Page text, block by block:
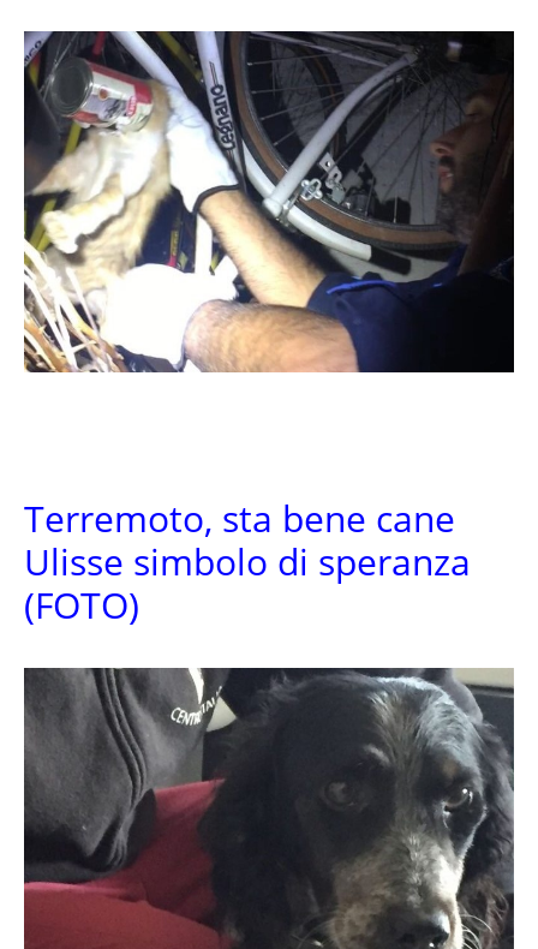
Terremoto, sta bene cane
Ulisse simbolo di speranza
(FOTO)